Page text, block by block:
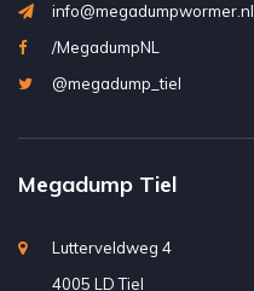
info@megadumpwormer.nl
/MegadumpNL
@megadump_tiel
Megadump Tiel
Lutterveldweg 4
4005 LD Tiel